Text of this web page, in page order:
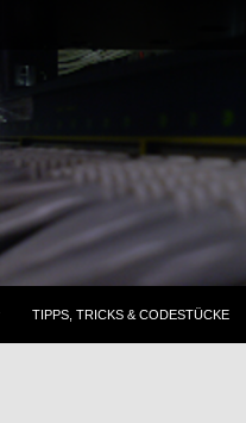
TIPPS, TRICKS & CODESTÜCKE